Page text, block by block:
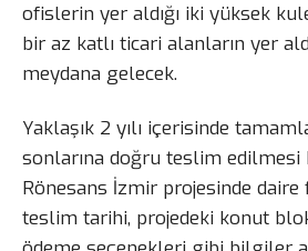
ofislerin yer aldığı iki yüksek
bir az katlı ticari alanların yer
meydana gelecek.
Yaklaşık 2 yılı içerisinde
sonlarına doğru teslim edilmesi
Rönesans İzmir projesinde daire
teslim tarihi, projedeki konut